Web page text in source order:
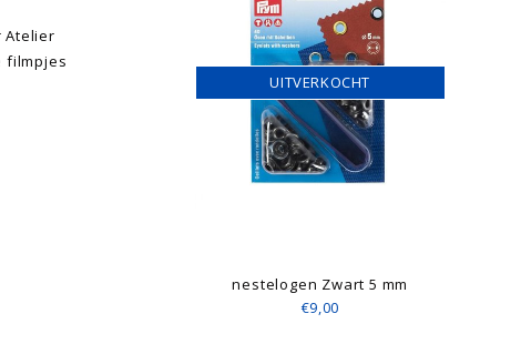
Atelier
filmpjes
UITVERKOCHT
nestelogen Zwart 5 mm
€9,00